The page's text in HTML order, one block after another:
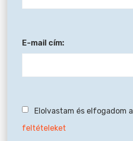
E-mail cím:
Elolvastam és elfogadom a
feltételeket